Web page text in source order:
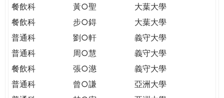
餐飲科
黃○聖
大葉大學
餐飲科
步○鍀
大葉大學
普通科
劉○軒
義守大學
普通科
周○慧
義守大學
餐飲科
張○濨
義守大學
普通科
曾○謙
亞洲大學